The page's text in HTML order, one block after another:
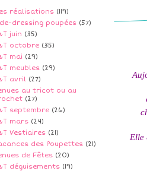
réalisations (119)
dressing poupées (57)
juin (35)
octobre (35)
mai (29)
meubles (29)
avril (27)
au tricot ou au
(27)
septembre (26)
mars (24)
Vestiaires (21)
des Poupettes (21)
de Fêtes (20)
déguisements (19)
Elle